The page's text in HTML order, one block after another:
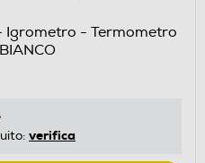
Igrometro - Termometro
verifica